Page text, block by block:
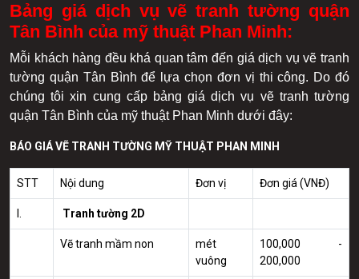
Bảng giá dịch vụ vẽ tranh tường quận
Tân Bình của mỹ thuật Phan Minh:
Mỗi khách hàng đều khá quan tâm đến giá dịch vụ vẽ tranh
tường quận Tân Bình để lựa chọn đơn vị thi công. Do đó
chúng tôi xin cung cấp bảng giá dịch vụ vẽ tranh tường
quận Tân Bình của mỹ thuật Phan Minh dưới đây:
BÁO GIÁ VẼ TRANH TƯỜNG MỸ THUẬT PHAN MINH
STT Nội dung Đơn vị Đơn giá (VNĐ)
I. Tranh tường 2D
Vẽ tranh mầm non
mét
vuông
100,000 -
200,000